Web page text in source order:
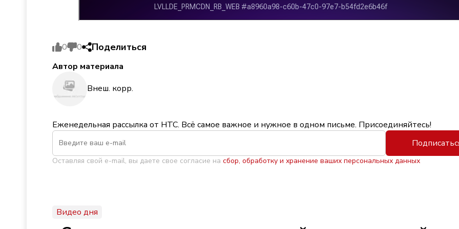
0 0 Поделиться
Автор материала
Внеш. корр.
Еженедельная рассылка от НТС. Всё самое важное и нужное в одном письме. Присоединяйтесь!
Оставляя свой e-mail, вы даете свое согласие на сбор, обработку и хранение ваших персональных данных
Видео дня